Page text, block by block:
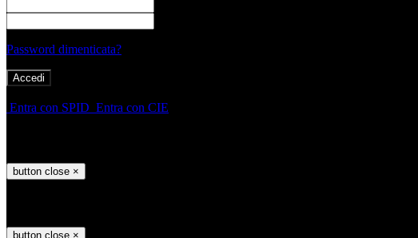
Password dimenticata?
Entra con SPID Entra con CIE
button close ×
button close ×